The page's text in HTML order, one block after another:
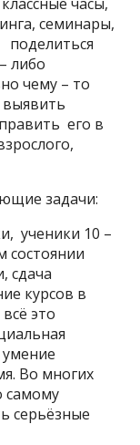
семинары,
поделиться
либо
чему – то
его в
задачи:
ученики 10 –
состоянии
сдача
курсов в
это
умение
Во многих
самому
серьёзные